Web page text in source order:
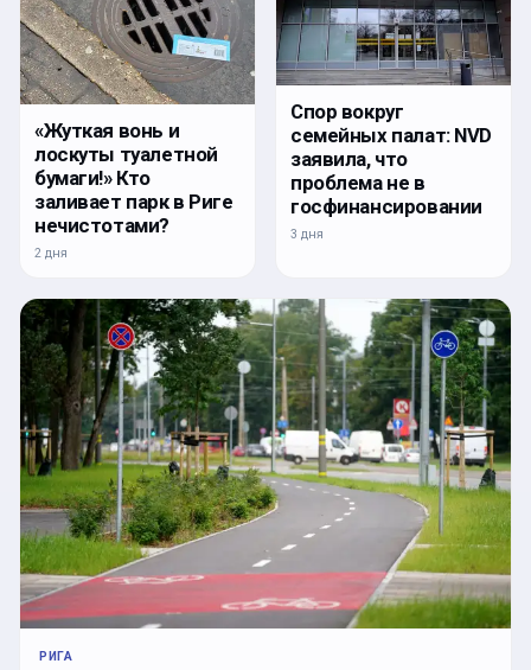
«Жуткая вонь и
лоскуты туалетной
бумаги!» Кто
заливает парк в Риге
нечистотами?
2 дня
Спор вокруг
семейных палат: NVD
заявила, что
проблема не в
госфинансировании
3 дня
РИГА